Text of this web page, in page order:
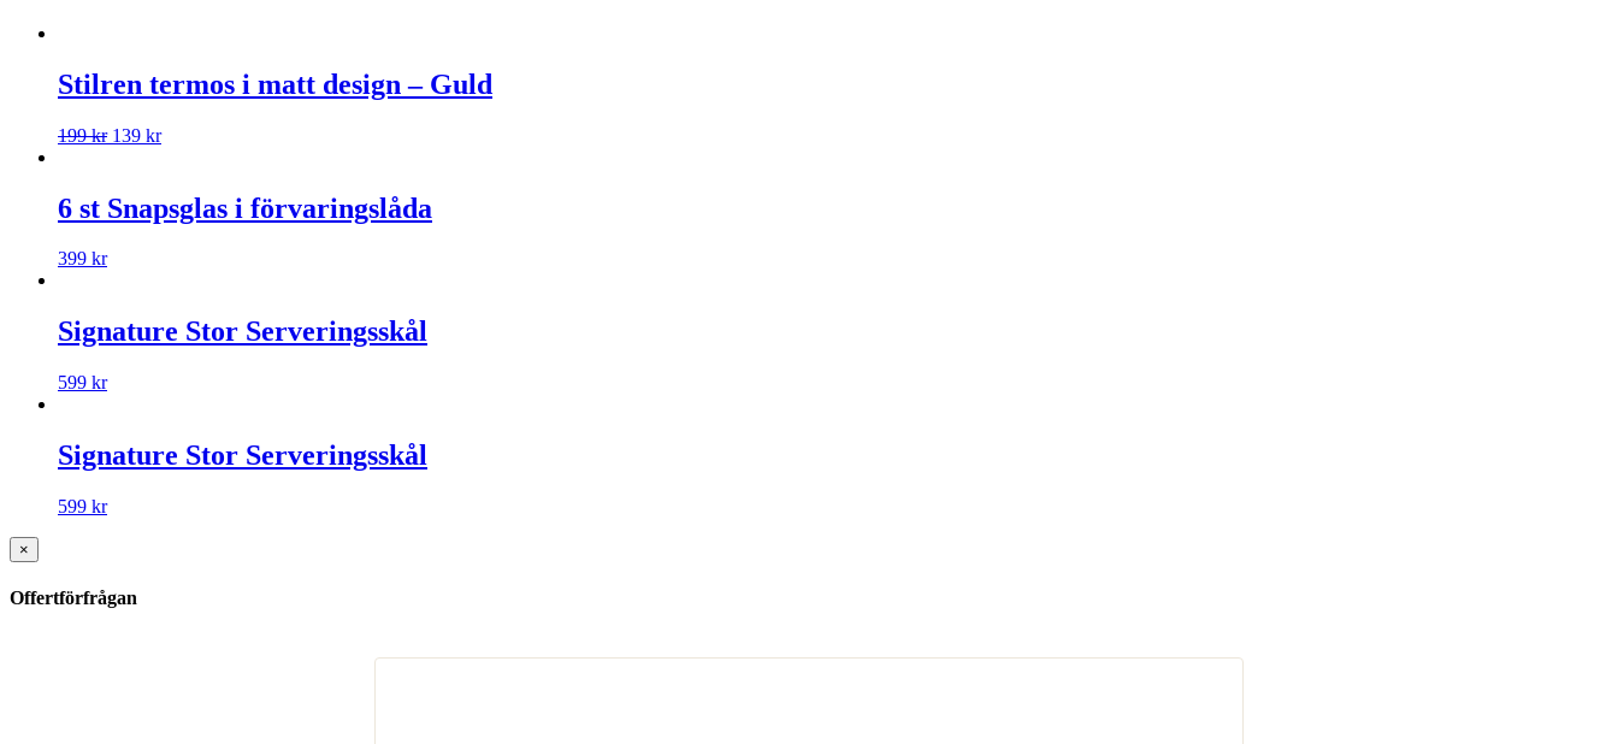
Stilren termos i matt design – Guld
199kr 139 kr
6 st Snapsglas i förvaringslåda
399 kr
Signature Stor Serveringsskål
599 kr
Signature Stor Serveringsskål
599 kr
×
Offertförfrågan